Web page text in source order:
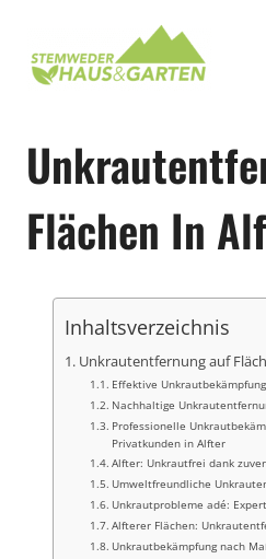
springen
Flächen In
Inhaltsverzeichnis
Unkrautentfernung auf
Effektive
Nachhaltige
Professionelle
Privatkunden in Alfter
Alfter: Unkrautfrei dank
Umweltfreundliche
Unkrautprobleme adé:
Alfterer Flächen:
Unkrautbekämpfung nach